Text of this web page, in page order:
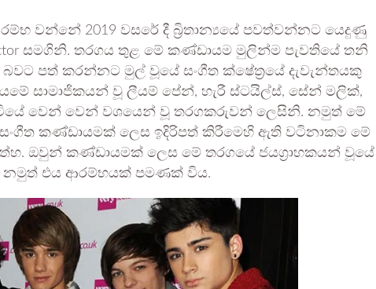
වන්නේ 2019 වසරේ දී බ්‍රිතාන්‍යයේ පවත්වන්නට යෙදුණු
සමගිනි. තරගය තුළ මේ කණ්ඩායම මුලින්ම පැවතියේ තනි
පත් කරන්නට මුල් වූයේ සංගීත ක්ෂේත්‍රයේ දැවැන්තයකු
සාමාජිකයන් වූ ලීයම් පේන්, හැරී ස්ටයිල්ස්, සේන් මලික්,
වෙන් වෙන් වශයෙන් වූ තරගකරුවන් ලෙසිනි. නමුත් මේ
කණ්ඩායමක් ලෙස ඉදිරිපත් කිරීමෙහි ඇති වටිනාකම මේ
ඔවුන් කණ්ඩායමක් ලෙස මේ තරගයේ ජයග්‍රාහකයන් වූයේ
නමුත් එය ආරම්භයක් පමණක් විය.